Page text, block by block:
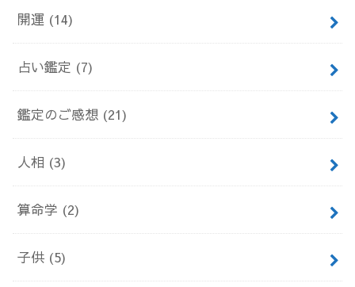
開運 (14)
占い鑑定 (7)
鑑定のご感想 (21)
人相 (3)
算命学 (2)
子供 (5)